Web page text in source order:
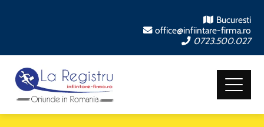
Bucuresti
office@infiintare-firma.ro
0723.500.027